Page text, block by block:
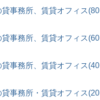
事務所、賃貸オフィス(80
事務所、賃貸オフィス(60
事務所、賃貸オフィス(40
事務所・賃貸オフィス(20